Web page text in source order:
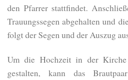
den Pfarrer stattfindet.
Trauungssegen abgehalten und
folgt der Segen und der Auszug
Um die Hochzeit in der
gestalten, kann das